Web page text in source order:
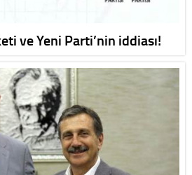
ve Yeni Parti’nin iddiası!